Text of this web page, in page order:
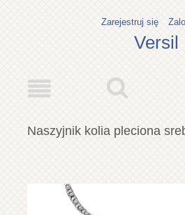
Zarejestruj się
Versil
Naszyjnik kolia pleciona